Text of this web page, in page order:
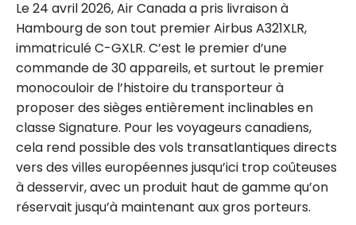
Le 24 avril 2026, Air Canada a pris livraison à
Hambourg de son tout premier Airbus A321XLR,
immatriculé C-GXLR. C’est le premier d’une
commande de 30 appareils, et surtout le premier
monocouloir de l’histoire du transporteur à
proposer des sièges entièrement inclinables en
classe Signature. Pour les voyageurs canadiens,
cela rend possible des vols transatlantiques directs
vers des villes européennes jusqu’ici trop coûteuses
à desservir, avec un produit haut de gamme qu’on
réservait jusqu’à maintenant aux gros porteurs.